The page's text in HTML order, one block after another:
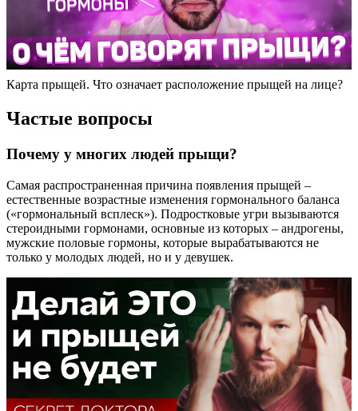
Карта прыщей. Что означает расположение прыщей на лице?
Частые вопросы
Почему у многих людей прыщи?
Самая распространенная причина появления прыщей –
естественные возрастные изменения гормонального баланса
(«гормональный всплеск»). Подростковые угри вызываются
стероидными гормонами, основные из которых – андрогены,
мужские половые гормоны, которые вырабатываются не
только у молодых людей, но и у девушек.